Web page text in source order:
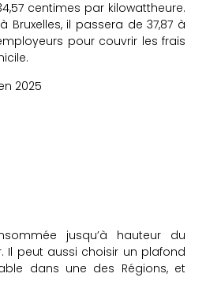
centimes par kilowattheure.
Bruxelles, il passera de 37,87 à
pour couvrir les frais
2025
jusqu’à hauteur du
Il peut aussi choisir un plafond
dans une des Régions, et